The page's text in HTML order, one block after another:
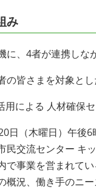
み
に、4者が連携しな
の皆さまを対象と
用による 人材確保
日（木曜日）午後6
民交流センター キ
で事業を営まれて
概況、働き手のニ